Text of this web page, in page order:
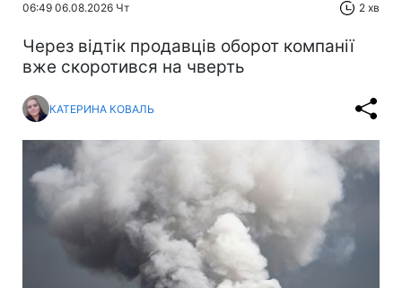
06:49 06.08.2026 Чт 2 хв
Через відтік продавців оборот компанії
вже скоротився на чверть
КАТЕРИНА КОВАЛЬ